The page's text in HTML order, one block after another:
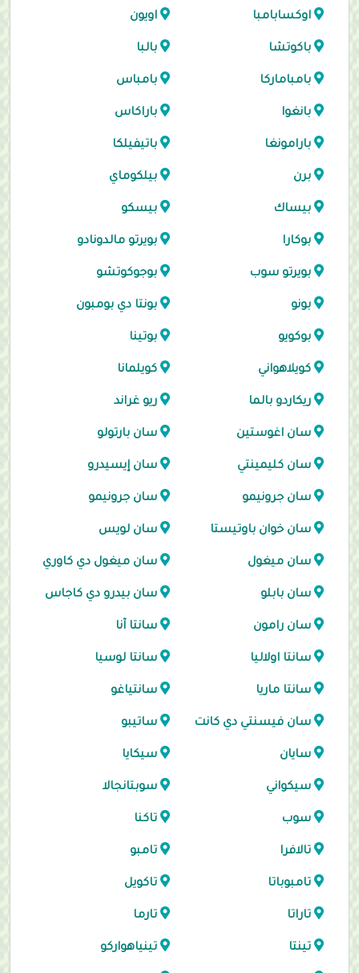
اوكسابامبا اويون
باكوتشا بالبا
بامباماركا بامباس
بانغوا باراكاس
بارامونغا باتيفيلكا
برن بيلكوماي
بيساك بيسكو
بوكارا بويرتو مالدونادو
بويرتو سوب بوجوكوتشو
بونو بونتا دي بومبون
بوكويو بوتينا
كويلاهواني كويلمانا
ريكاردو بالما ريو غراند
سان اغوستين سان بارتولو
سان كليمينتي سان إيسيدرو
سان جرونيمو سان جرونيمو
سان خوان باوتيستا سان لويس
سان ميغول سان ميغول دي كاوري
سان بابلو سان بيدرو دي كاجاس
سان رامون سانتا آنا
سانتا اولاليا سانتا لوسيا
سانتا ماريا سانتياغو
سان فيسنتي دي كانت ساتيبو
سايان سيكايا
سيكواني سوبتانجالا
سوب تاكنا
تالافرا تامبو
تامبوباتا تاكويل
تاراتا تارما
تينتا تينياهواركو